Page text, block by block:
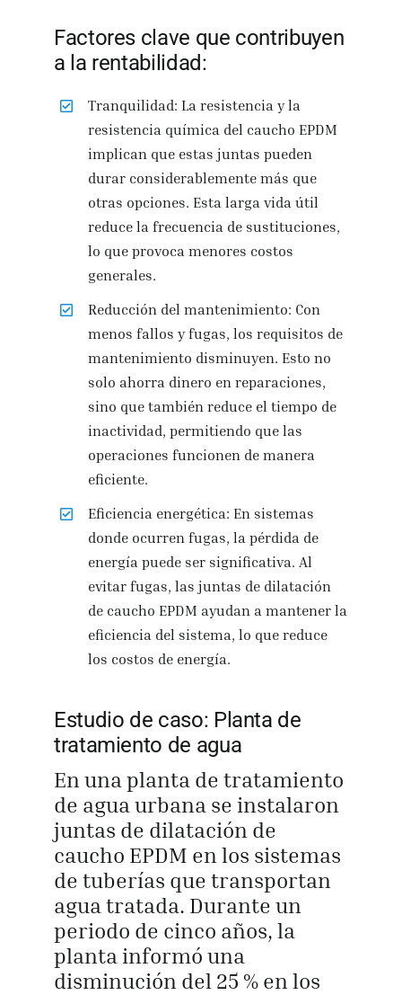
Factores clave que contribuyen
a la rentabilidad:
Tranquilidad: La resistencia y la
resistencia química del caucho EPDM
implican que estas juntas pueden
durar considerablemente más que
otras opciones. Esta larga vida útil
reduce la frecuencia de sustituciones,
lo que provoca menores costos
generales.
Reducción del mantenimiento: Con
menos fallos y fugas, los requisitos de
mantenimiento disminuyen. Esto no
solo ahorra dinero en reparaciones,
sino que también reduce el tiempo de
inactividad, permitiendo que las
operaciones funcionen de manera
eficiente.
Eficiencia energética: En sistemas
donde ocurren fugas, la pérdida de
energía puede ser significativa. Al
evitar fugas, las juntas de dilatación
de caucho EPDM ayudan a mantener la
eficiencia del sistema, lo que reduce
los costos de energía.
Estudio de caso: Planta de
tratamiento de agua
En una planta de tratamiento
de agua urbana se instalaron
juntas de dilatación de
caucho EPDM en los sistemas
de tuberías que transportan
agua tratada. Durante un
periodo de cinco años, la
planta informó una
disminución del 25 % en los